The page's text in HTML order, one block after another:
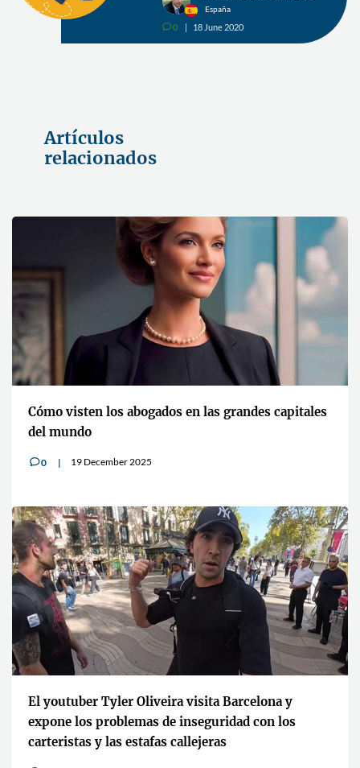
España
v0 18 June 2020
Artículos
relacionados
Cómo visten los abogados en las grandes capitales
del mundo
v0 19 December 2025
El youtuber Tyler Oliveira visita Barcelona y
expone los problemas de inseguridad con los
carteristas y las estafas callejeras